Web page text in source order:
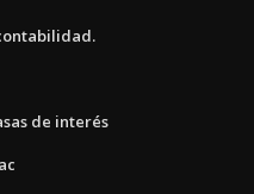
de interés